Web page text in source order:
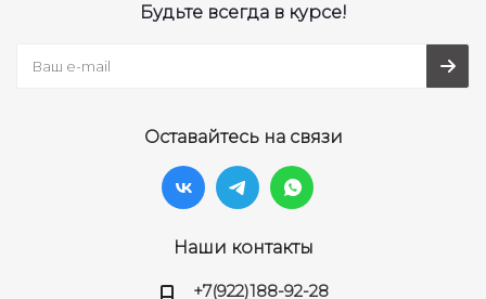
Будьте всегда в курсе!
Оставайтесь на связи
Наши контакты
+7(922)188-92-28